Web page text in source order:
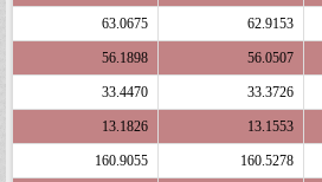
62.9153
63.0675
56.0507
56.1898
33.3726
33.4470
13.1553
13.1826
160.5278
160.9055